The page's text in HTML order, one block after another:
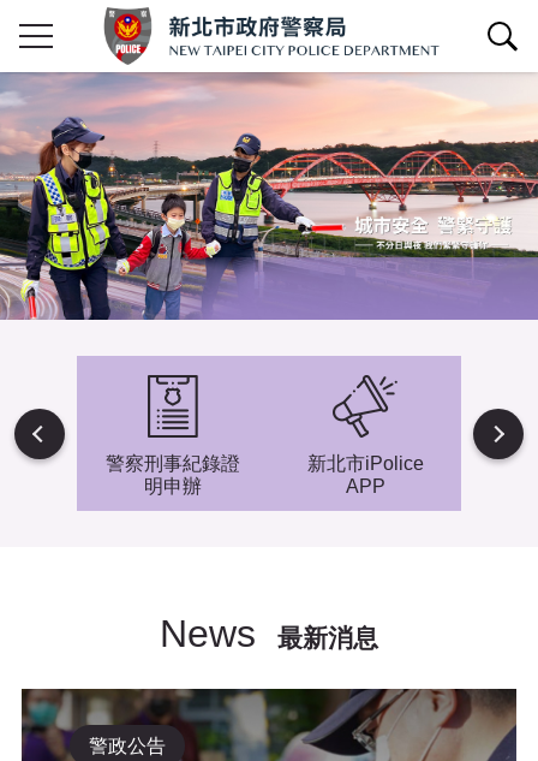
查詢區開關
難專
警察刑事紀錄證
明申辦
新北市iPolice
APP
小小
News 最新消息
警政公告